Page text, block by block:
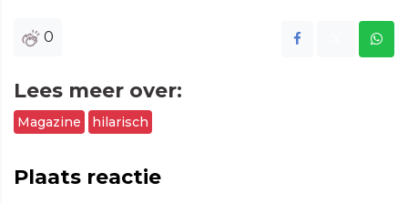
0
Lees meer over:
Magazine hilarisch
Plaats reactie